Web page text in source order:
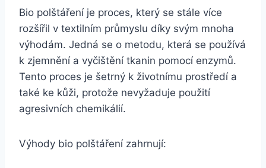
Bio‌ polštáření je proces, který se stále více
rozšířil v textilním průmyslu díky svým mnoha
výhodám. Jedná‌ se o ​metodu,⁣ která se používá
k zjemnění a vyčištění tkanin pomocí ‍enzymů.
Tento proces je šetrný k životnímu prostředí a
také ke kůži, protože nevyžaduje použití
agresivních chemikálií.
Výhody bio polštáření zahrnují: